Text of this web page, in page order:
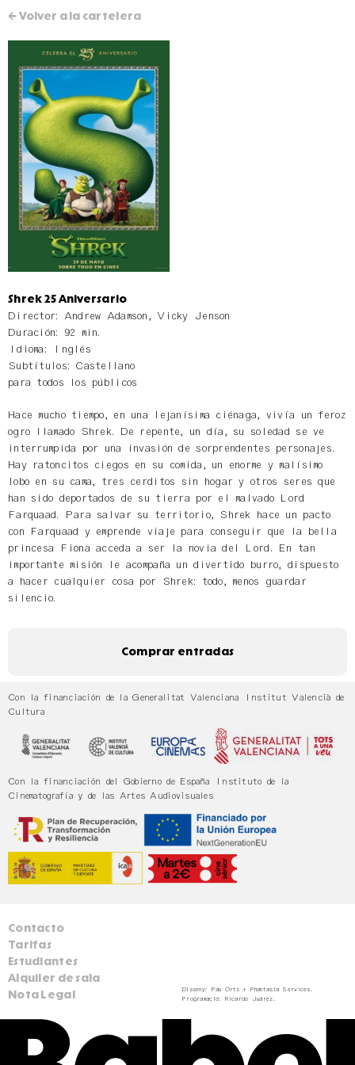
← Volver a la cartelera
Shrek 25 Aniversario
Director: Andrew Adamson, Vicky Jenson
Duración: 92 min.
Idioma: Inglés
Subtítulos: Castellano
para todos los públicos
Hace mucho tiempo, en una lejanísima ciénaga, vivía un feroz
ogro llamado Shrek. De repente, un día, su soledad se ve
interrumpida por una invasión de sorprendentes personajes.
Hay ratoncitos ciegos en su comida, un enorme y malísimo
lobo en su cama, tres cerditos sin hogar y otros seres que
han sido deportados de su tierra por el malvado Lord
Farquaad. Para salvar su territorio, Shrek hace un pacto
con Farquaad y emprende viaje para conseguir que la bella
princesa Fiona acceda a ser la novia del Lord. En tan
importante misión le acompaña un divertido burro, dispuesto
a hacer cualquier cosa por Shrek: todo, menos guardar
silencio.
Comprar entradas
Con la financiación de la Generalitat Valenciana Institut Valencià de
Cultura
Con la financiación del Gobierno de España Instituto de la
Cinematografía y de las Artes Audiovisuales
Contacto
Tarifas
Estudiantes
Alquiler de sala
Nota Legal
Disseny: Pau Orts + Phantasia Services.
Programació: Ricardo Juárez.